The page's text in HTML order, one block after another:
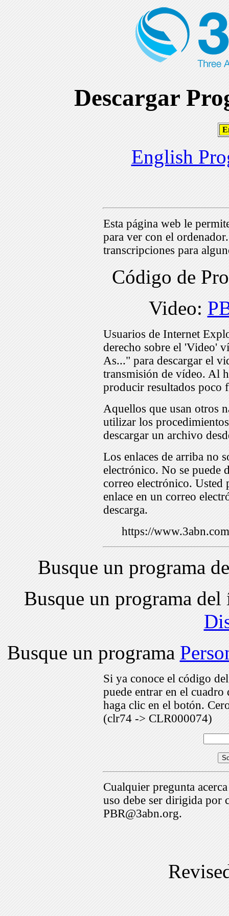
Descargar
English
Esta página web le
para ver con el
transcripciones para
Código de
Video:
Usuarios de Internet
derecho sobre el 'Video'
As..." para descargar el
transmisión de vídeo. Al
producir resultados poco
Aquellos que usan otros
utilizar los
descargar un archivo
Los enlaces de arriba no
electrónico. No se puede
correo electrónico. Usted
enlace en un correo
descarga.
https://
Busque un programa
Busque un programa
Busque un programa
Si ya conoce el código
puede entrar en el
haga clic en el botón.
(clr74 -> CLR000074)
Cualquier pregunta
uso debe ser dirigida por
PBR@3abn.org.